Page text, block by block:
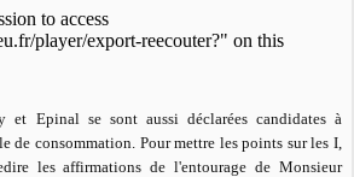
et Epinal se sont aussi déclarées candidates à
de consommation. Pour mettre les points sur les I,
les affirmations de l'entourage de Monsieur